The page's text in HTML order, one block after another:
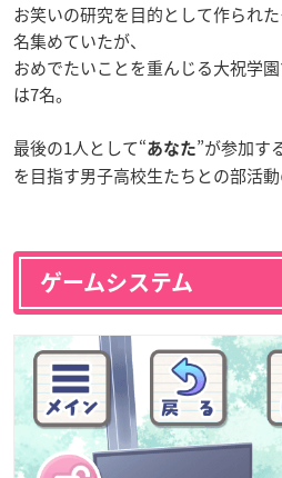
お笑いの研究を目的として作られ
名集めていたが、
おめでたいことを重んじる大祝学
は7名。
最後の1人として“あなた”が参加す
を目指す男子高校生たちとの部活
ゲームシステム